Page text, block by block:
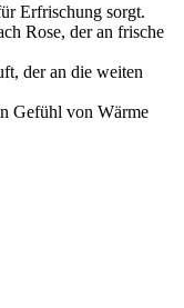
Erfrischung sorgt.
Rose, der an frische
der an die weiten
Gefühl von Wärme